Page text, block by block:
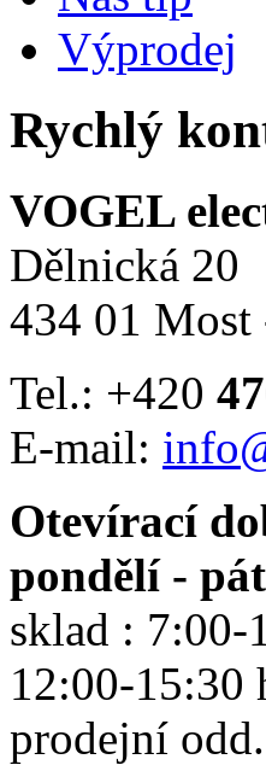
Výprodej
Rychlý
VOGEL
Dělnická 20
434 01 Most
Tel.: +420
E-mail:
Otevírací
pondělí -
sklad : 7:00-
12:00-15:30
prodejní